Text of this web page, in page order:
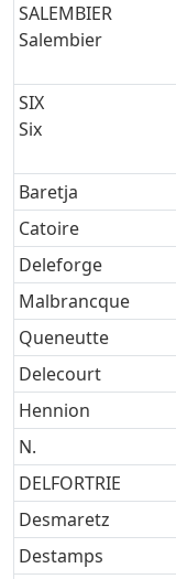
SALEMBIER
Salembier
SIX
Six
Baretja
Catoire
Deleforge
Malbrancque
Queneutte
Delecourt
Hennion
N.
DELFORTRIE
Desmaretz
Destamps